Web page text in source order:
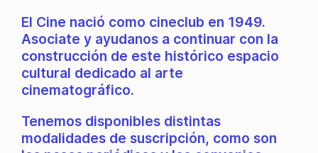
El Cine nació como cineclub en 1949.
Asociate y ayudanos a continuar con la
construcción de este histórico espacio
cultural dedicado al arte
cinematográfico.
Tenemos disponibles distintas
modalidades de suscripción, como son